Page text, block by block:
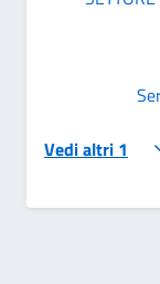
Vedi altri 1